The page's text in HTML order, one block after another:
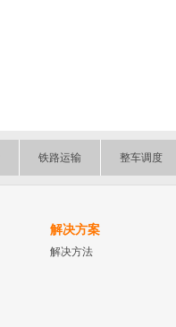
铁路运输 整车调度
解决方案
解决方法